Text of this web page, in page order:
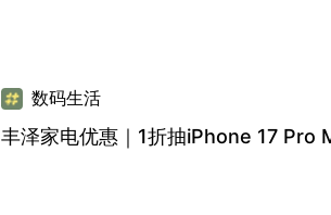
数码生活
丰泽家电优惠｜1折抽iPhone 17 Pro